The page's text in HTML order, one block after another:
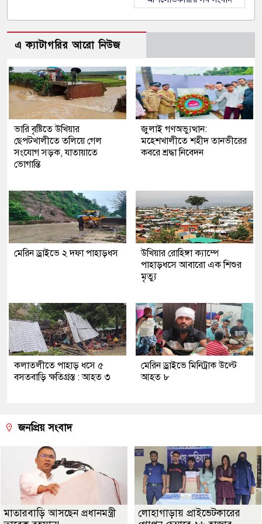
এ ক্যাটাগরির আরো নিউজ
ভারি বৃষ্টিতে উখিয়ার
ছেপটখালীতে তলিয়ে গেল
সংযোগ সড়ক, যাতায়াতে
ভোগান্তি
জুলাই গণঅভ্যুত্থান:
মহেশখালীতে শহীদ তানভীরের
কবরে শ্রদ্ধা নিবেদন
মেরিন ড্রাইভে ২ দফা পাহাড়ধস
উখিয়ার রোহিঙ্গা ক্যাম্পে
পাহাড়ধসে আবারো এক শিশুর
মৃত্যু
কলাতলীতে পাহাড় ধসে ৫
বসতবাড়ি ক্ষতিগ্রস্ত : আহত ৩
মেরিন ড্রাইভে মিনিট্রাক উল্টে
আহত ৮
জনপ্রিয় সংবাদ
মাতারবাড়ি আসছেন প্রধানমন্ত্রী
লোহাগাড়ায় প্রাইভেটকারের